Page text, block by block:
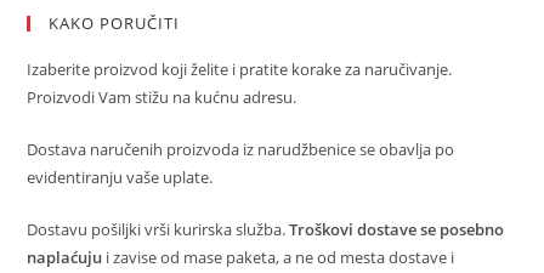
KAKO PORUČITI
Izaberite proizvod koji želite i pratite korake za naručivanje.
Proizvodi Vam stižu na kućnu adresu.
Dostava naručenih proizvoda iz narudžbenice se obavlja po
evidentiranju vaše uplate.
Dostavu pošiljki vrši kurirska služba.Troškovi dostave se posebno
naplaćuju i zavise od mase paketa, a ne od mesta dostave i